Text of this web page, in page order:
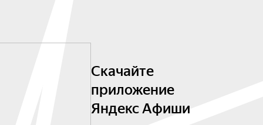
Скачайте
приложение
Яндекс Афиши